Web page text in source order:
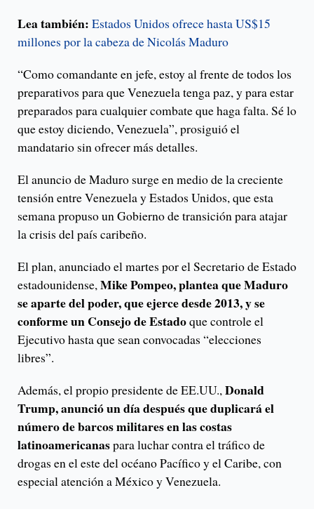
Lea también: Estados Unidos ofrece hasta US$15
millones por la cabeza de Nicolás Maduro
“Como comandante en jefe, estoy al frente de todos los
preparativos para que Venezuela tenga paz, y para estar
preparados para cualquier combate que haga falta. Sé lo
que estoy diciendo, Venezuela”, prosiguió el
mandatario sin ofrecer más detalles.
El anuncio de Maduro surge en medio de la creciente
tensión entre Venezuela y Estados Unidos, que esta
semana propuso un Gobierno de transición para atajar
la crisis del país caribeño.
El plan, anunciado el martes por el Secretario de Estado
estadounidense, Mike Pompeo, plantea que Maduro
se aparte del poder, que ejerce desde 2013, y se
conforme un Consejo de Estadoque controle el
Ejecutivo hasta que sean convocadas “elecciones
libres”.
Además, el propio presidente de EE.UU., Donald
Trump, anunció un día después que duplicará el
número de barcos militares en las costas
latinoamericanaspara luchar contra el tráfico de
drogas en el este del océano Pacífico y el Caribe, con
especial atención a México y Venezuela.